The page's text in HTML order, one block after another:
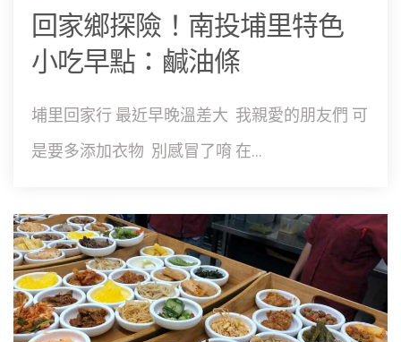
回家鄉探險！南投埔里特色
小吃早點：鹹油條
埔里回家行 最近早晚溫差大 我親愛的朋友們 可
是要多添加衣物 別感冒了唷 在...